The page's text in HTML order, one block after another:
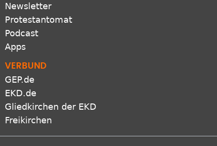
Newsletter
Protestantomat
Podcast
Apps
VERBUND
GEP.de
EKD.de
Gliedkirchen der EKD
Freikirchen